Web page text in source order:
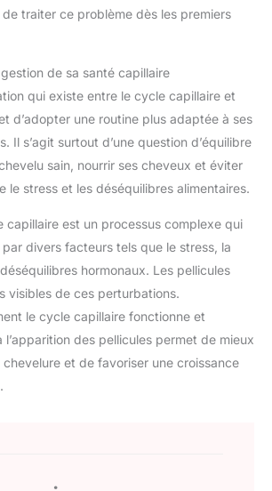
traiter ce problème dès les premiers
de sa santé capillaire
qui existe entre le cycle capillaire et
d’adopter une routine plus adaptée à ses
Il s’agit surtout d’une question d’équilibre
sain, nourrir ses cheveux et éviter
le stress et les déséquilibres alimentaires.
capillaire est un processus complexe qui
divers facteurs tels que le stress, la
hormonaux. Les pellicules
visibles de ces perturbations.
le cycle capillaire fonctionne et
l’apparition des pellicules permet de mieux
et de favoriser une croissance